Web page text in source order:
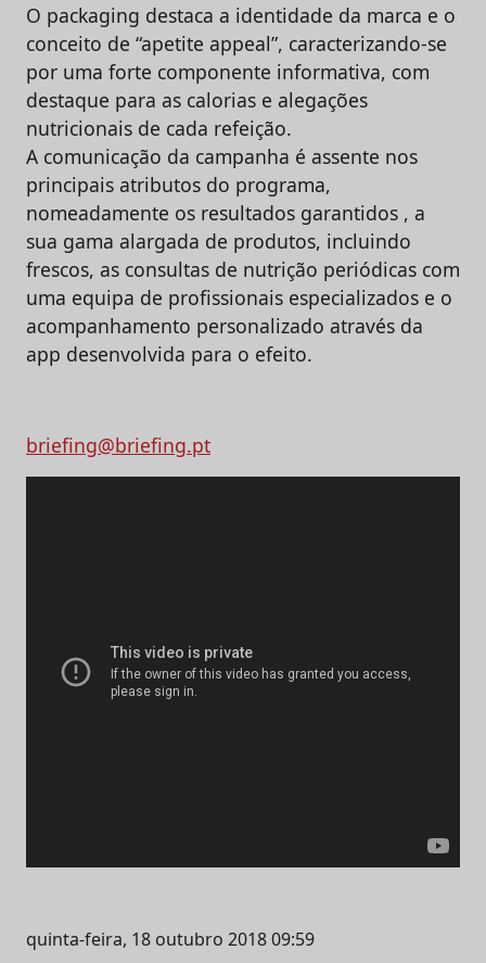
O packaging destaca a identidade da marca e o
conceito de “apetite appeal”, caracterizando-se
por uma forte componente informativa, com
destaque para as calorias e alegações
nutricionais de cada refeição.
A comunicação da campanha é assente nos
principais atributos do programa,
nomeadamente os resultados garantidos , a
sua gama alargada de produtos, incluindo
frescos, as consultas de nutrição periódicas com
uma equipa de profissionais especializados e o
acompanhamento personalizado através da
app desenvolvida para o efeito.
briefing@briefing.pt
quinta-feira, 18 outubro 2018 09:59